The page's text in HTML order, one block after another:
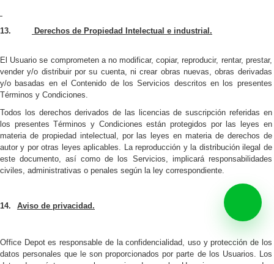
13. Derechos de Propiedad Intelectual e industrial.
El Usuario se comprometen a no modificar, copiar, reproducir, rentar, prestar,
vender y/o distribuir por su cuenta, ni crear obras nuevas, obras derivadas
y/o basadas en el Contenido de los Servicios descritos en los presentes
Términos y Condiciones.
Todos los derechos derivados de las licencias de suscripción referidas en
los presentes Términos y Condiciones están protegidos porlas leyes en
materia de propiedad intelectual, por las leyes en materia de derechos de
autor y por otras leyes aplicables. La reproducción y la distribución ilegal de
este documento, así como de los Servicios, implicará responsabilidades
civiles, administrativas o penales según la ley correspondiente.
14. Aviso de privacidad.
Office Depot es responsable de la confidencialidad, uso y protección de los
datos personales que le son proporcionados por parte de los Usuarios. Los